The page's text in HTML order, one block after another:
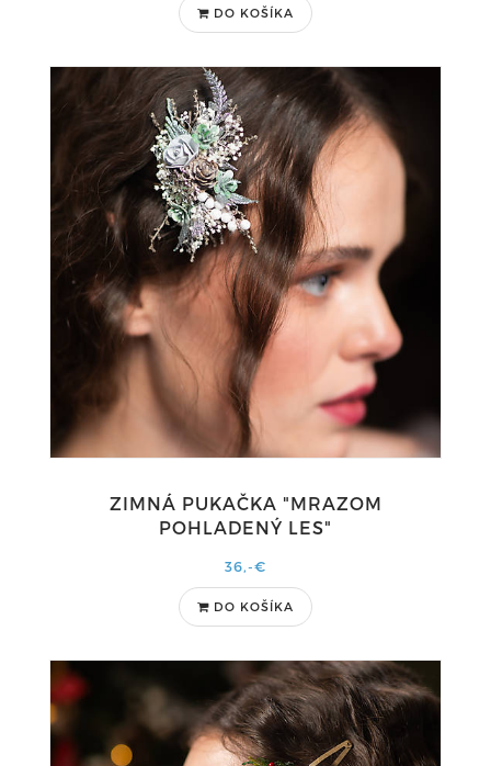
DO KOŠÍKA
ZIMNÁ PUKAČKA "MRAZOM
POHLADENÝ LES"
36,-€
DO KOŠÍKA